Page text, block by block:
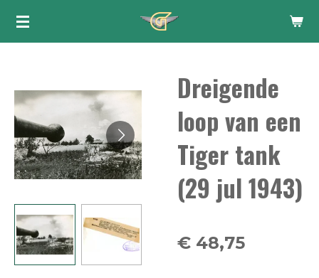
Ga
hoofdinhoud
Dreigende
loop van een
Tiger tank
(29 jul 1943)
€ 48,75